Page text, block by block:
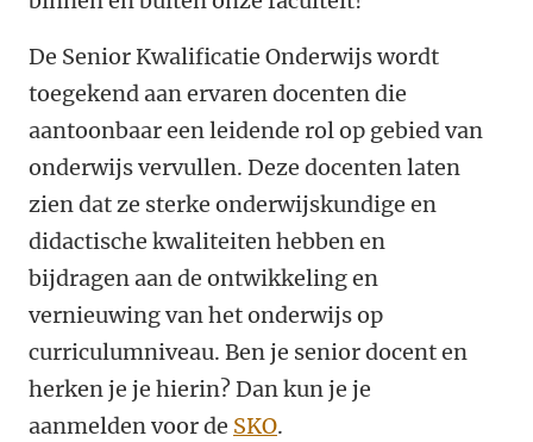
De Senior Kwalificatie Onderwijs wordt
toegekend aan ervaren docenten die
aantoonbaar een leidende rol op gebied van
onderwijs vervullen. Deze docenten laten
zien dat ze sterke onderwijskundige en
didactische kwaliteiten hebben en
bijdragen aan de ontwikkeling en
vernieuwing van het onderwijs op
curriculumniveau. Ben je senior docent en
herken je je hierin? Dan kun je je
aanmelden voor de SKO.